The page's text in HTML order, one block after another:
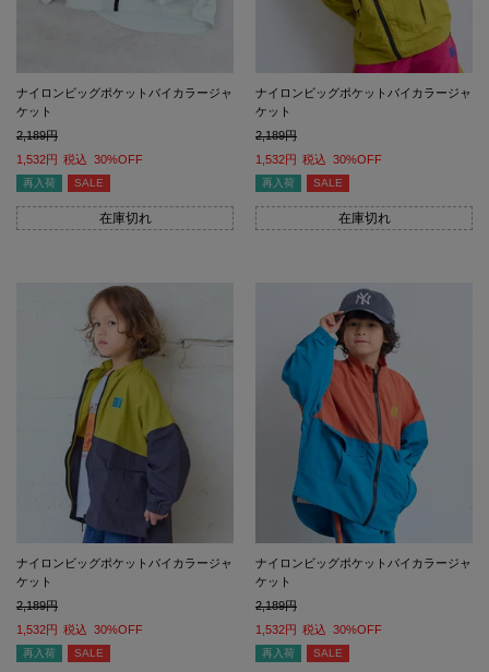
ナイロンビッグポケットバイカラージャ
ケット
2,189
1,532
税込 30%OFF
再入荷 SALE
在庫切れ
ナイロンビッグポケットバイカラージャ
ケット
2,189
1,532
税込 30%OFF
再入荷 SALE
在庫切れ
ナイロンビッグポケットバイカラージャ
ケット
2,189
1,532
税込 30%OFF
再入荷 SALE
ナイロンビッグポケットバイカラージャ
ケット
2,189
1,532
税込 30%OFF
再入荷 SALE